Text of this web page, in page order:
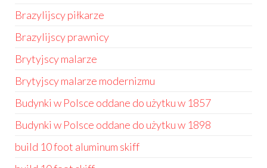
Brazylijscy piłkarze
Brazylijscy prawnicy
Brytyjscy malarze
Brytyjscy malarze modernizmu
Budynki w Polsce oddane do użytku w 1857
Budynki w Polsce oddane do użytku w 1898
build 10 foot aluminum skiff